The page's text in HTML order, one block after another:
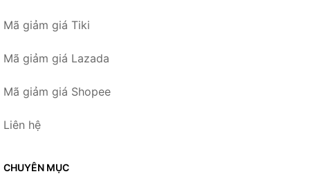
Mã giảm giá Tiki
Mã giảm giá Lazada
Mã giảm giá Shopee
Liên hệ
CHUYÊN MỤC